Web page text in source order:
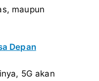
maupun
Depan
5G akan